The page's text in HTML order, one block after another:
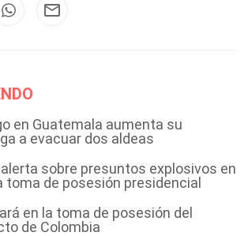
en Guatemala aumenta su
a evacuar dos aldeas
sobre presuntos explosivos en
toma de posesión presidencial
en la toma de posesión del
de Colombia